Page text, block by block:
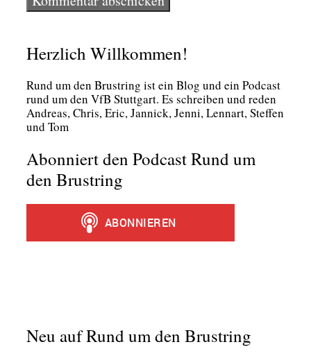
Herzlich Willkommen!
Rund um den Brust­ring ist ein Blog und ein Pod­cast
rund um den VfB Stutt­gart. Es schrei­ben und reden
Andre­as, Chris, Eric, Jan­nick, Jen­ni, Lenn­art, Stef­fen
und Tom
Abonniert den Podcast Rund um
den Brustring
Neu auf Rund um den Brustring